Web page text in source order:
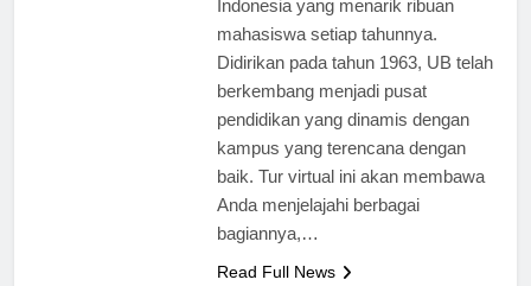
Indonesia yang menarik ribuan
mahasiswa setiap tahunnya.
Didirikan pada tahun 1963, UB telah
berkembang menjadi pusat
pendidikan yang dinamis dengan
kampus yang terencana dengan
baik. Tur virtual ini akan membawa
Anda menjelajahi berbagai